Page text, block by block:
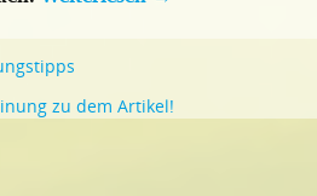
zu dem Artikel!